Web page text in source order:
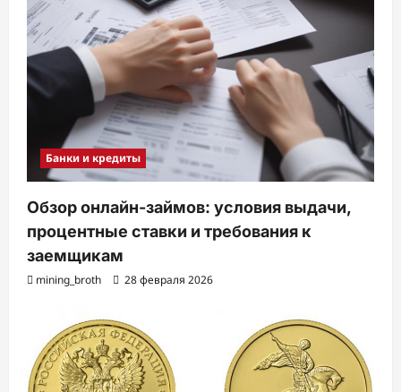
Банки и кредиты
Обзор онлайн-займов: условия выдачи,
процентные ставки и требования к
заемщикам
mining_broth 28 февраля 2026